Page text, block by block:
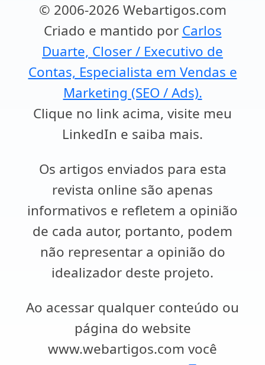
© 2006-2026 Webartigos.com
Criado e mantido por Carlos
Duarte, Closer / Executivo de
Contas, Especialista em Vendas e
Marketing (SEO / Ads).
Clique no link acima, visite meu
LinkedIn e saiba mais.
Os artigos enviados para esta
revista online são apenas
informativos e refletem a opinião
de cada autor, portanto, podem
não representar a opinião do
idealizador deste projeto.
Ao acessar qualquer conteúdo ou
página do website
www.webartigos.com você